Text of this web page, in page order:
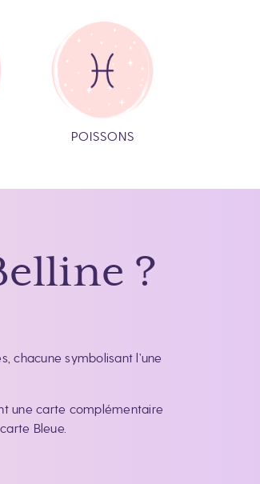
POISSONS
?
chacune symbolisant l’une
une carte complémentaire
Bleue.